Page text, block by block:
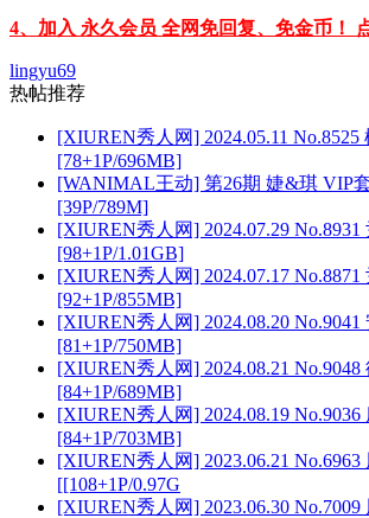
4、加入 永久会员 全网免回复、免金币！
lingyu69
热帖推荐
[XIUREN秀人网] 2024.05.11 No.8525
[78+1P/696MB]
[WANIMAL王动] 第26期 婕&琪 VIP
[39P/789M]
[XIUREN秀人网] 2024.07.29 No.8931
[98+1P/1.01GB]
[XIUREN秀人网] 2024.07.17 No.8871
[92+1P/855MB]
[XIUREN秀人网] 2024.08.20 No.9041
[81+1P/750MB]
[XIUREN秀人网] 2024.08.21 No.9048
[84+1P/689MB]
[XIUREN秀人网] 2024.08.19 No.9036
[84+1P/703MB]
[XIUREN秀人网] 2023.06.21 No.6963
[[108+1P/0.97G
[XIUREN秀人网] 2023.06.30 No.7009